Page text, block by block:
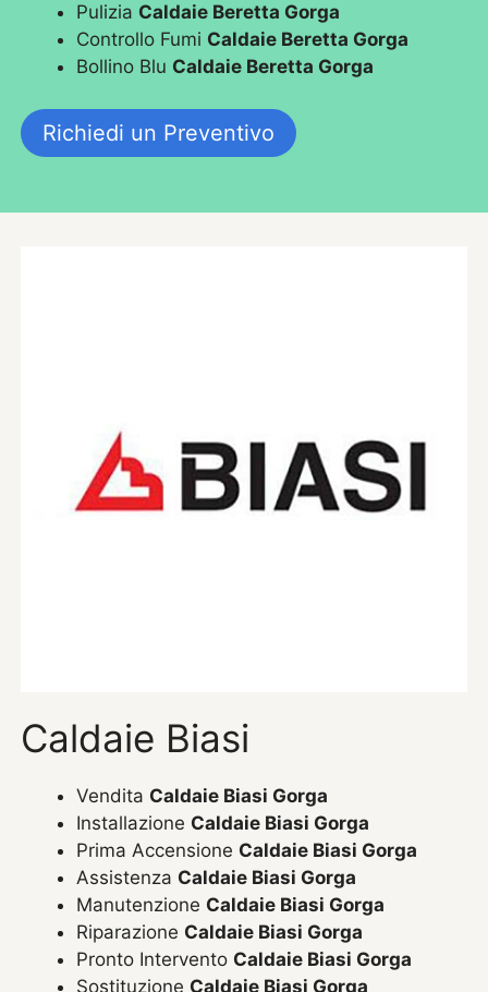
Pulizia Caldaie Beretta Gorga
Controllo Fumi Caldaie Beretta Gorga
Bollino Blu Caldaie Beretta Gorga
Richiedi un Preventivo
Caldaie Biasi
Vendita Caldaie Biasi Gorga
Installazione Caldaie Biasi Gorga
Prima Accensione Caldaie Biasi Gorga
Assistenza Caldaie Biasi Gorga
Manutenzione Caldaie Biasi Gorga
Riparazione Caldaie Biasi Gorga
Pronto Intervento Caldaie Biasi Gorga
Sostituzione Caldaie Biasi Gorga